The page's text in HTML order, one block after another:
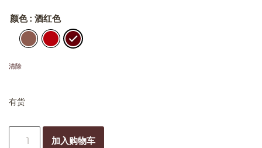
颜色 : 酒红色
清除
有货
加入购物车